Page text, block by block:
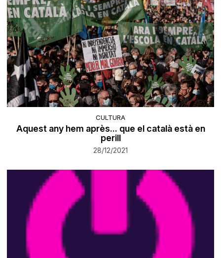
CULTURA
Aquest any hem après... que el català està en
perill
28/12/2021